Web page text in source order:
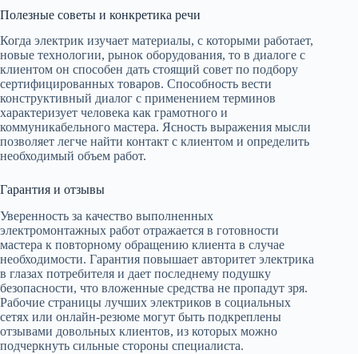
Полезные советы и конкретика речи
Когда электрик изучает материалы, с которыми работает,
новые технологии, рынок оборудования, то в диалоге с
клиентом он способен дать стоящий совет по подбору
сертифицированных товаров. Способность вести
конструктивный диалог с применением терминов
характеризует человека как грамотного и
коммуникабельного мастера. Ясность выражения мысли
позволяет легче найти контакт с клиентом и определить
необходимый объем работ.
Гарантия и отзывы
Уверенность за качество выполненных
электромонтажных работ отражается в готовности
мастера к повторному обращению клиента в случае
необходимости. Гарантия повышает авторитет электрика
в глазах потребителя и дает последнему подушку
безопасности, что вложенные средства не пропадут зря.
Рабочие страницы лучших электриков в социальных
сетях или онлайн-резюме могут быть подкреплены
отзывами довольных клиентов, из которых можно
подчеркнуть сильные стороны специалиста.